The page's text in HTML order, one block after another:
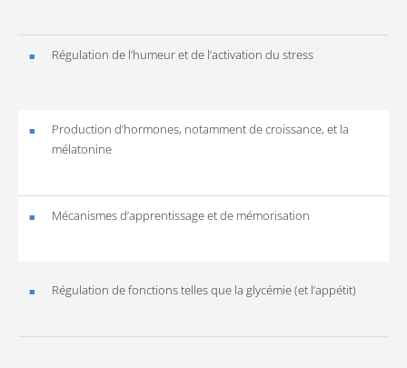
Régulation de l’humeur et de l’activation du stress
Production d’hormones, notamment de croissance, et la
mélatonine
Mécanismes d’apprentissage et de mémorisation
Régulation de fonctions telles que la glycémie (et l’appétit)